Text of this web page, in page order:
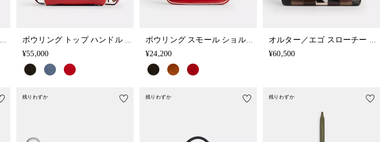
オルター／エゴ スモール スローチー ショルダー バッグ ボウリング トップ ハンドル バッグ
¥55,000
ボウリング スモール ショルダー バッグ
¥24,200
オルター／エゴ スローチー ショルダー バッグ
¥60,500
残りわずか 残りわずか 残りわずか